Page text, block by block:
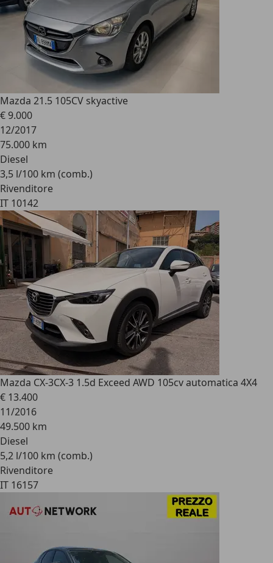
Mazda 21.5 105CV skyactive
€ 9.000
12/2017
75.000 km
Diesel
3,5 l/100 km (comb.)
Rivenditore
IT 10142
Mazda CX-3CX-3 1.5d Exceed AWD 105cv automatica 4X4
€ 13.400
11/2016
49.500 km
Diesel
5,2 l/100 km (comb.)
Rivenditore
IT 16157